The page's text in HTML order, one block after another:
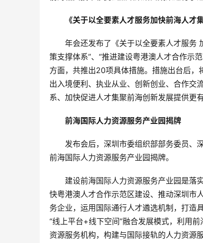
《关于以全要素人才服务加快前海人才
年会还发布了《关于以全要素人才服务
策支撑体系”、“推进建设粤港澳人才合作示
方面，共推出20项具体措施。措施出台后
出入境便利、执业从业、创新创业、合作交
系、加快促进人才集聚前海创新发展提供更
前海国际人力资源服务产业园揭牌
发布会后，深圳市委组织部部务委员、
前海国际人力资源服务产业园揭牌。
建设前海国际人力资源服务产业园是落
快粤港澳人才合作示范区建设、推动深圳市
务企业，运用国际通行人才遴选机制，打造
“线上平台+线下空间”融合发展模式，利用
资源服务机构，构建与国际接轨的人力资源